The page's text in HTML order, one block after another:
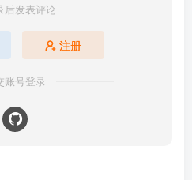
后发表评论
注册
账号登录